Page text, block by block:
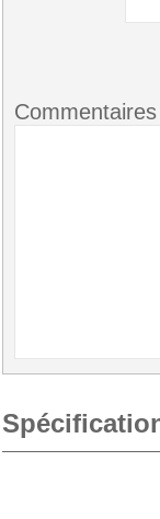
Commentaires